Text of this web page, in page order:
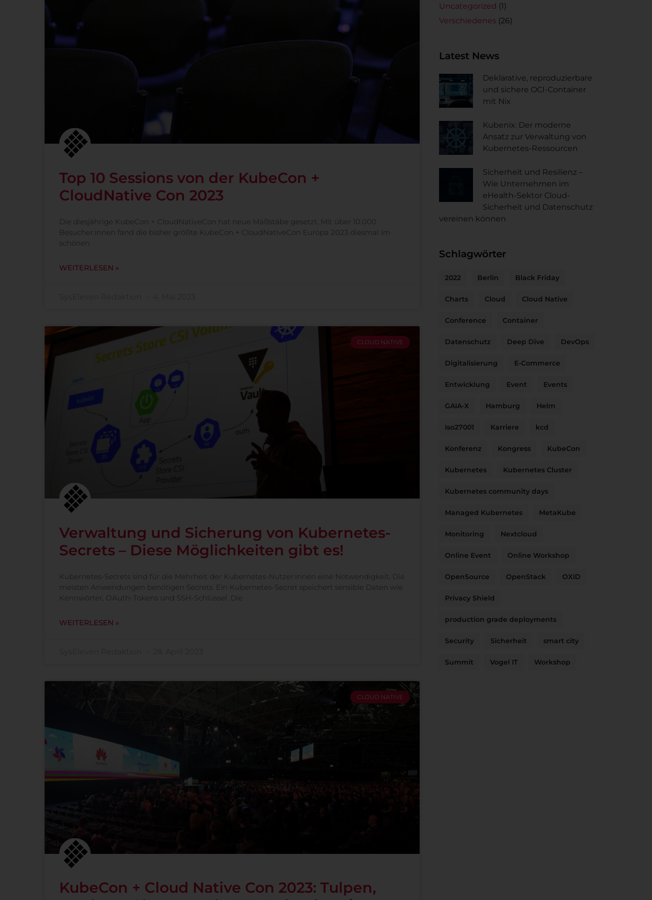
Top 10 Sessions von der KubeCon +
CloudNative Con 2023
Die diesjährige KubeCon + CloudNativeCon hat neue Mäßstäbe gesetzt. Mit über 10.000
Besucher:innen fand die bisher größte KubeCon + CloudNativeCon Europa 2023 diesmal im
schönen
WEITERLESEN »
CLOUD NATIVE
Verwaltung und Sicherung von Kubernetes-
Secrets – Diese Möglichkeiten gibt es!
Kubernetes-Secrets sind für die Mehrheit der Kubernetes-Nutzer:innen eine Notwendigkeit. Die
meisten Anwendungen benötigen Secrets. Ein Kubernetes-Secret speichert sensible Daten wie
Kennwörter, OAuth-Tokens und SSH-Schlüssel. Die
WEITERLESEN »
CLOUD NATIVE
KubeCon + Cloud Native Con 2023: Tulpen,
Uncategorized (1)
Verschiedenes (26)
Latest News
Deklarative, reproduzierbare
und sichere OCI-Container
mit Nix
Kubenix: Der moderne
Ansatz zur Verwaltung von
Kubernetes-Ressourcen
Sicherheit und Resilienz –
Wie Unternehmen im
eHealth-Sektor Cloud-
Sicherheit und Datenschutz
vereinen können
Schlagwörter
2022 Berlin Black Friday
Charts Cloud Cloud Native
Conference Container
Datenschutz Deep Dive DevOps
Digitalisierung E-Commerce
Entwicklung Event Events
GAIA-X Hamburg Helm
Iso27001 Karriere kcd
Konferenz Kongress KubeCon
Kubernetes Kubernetes Cluster
Kubernetes community days
Managed Kubernetes MetaKube
Monitoring Nextcloud
Online Event Online Workshop
OpenSource OpenStack OXID
Privacy Shield
production grade deployments
Security Sicherheit smart city
Summit Vogel IT Workshop